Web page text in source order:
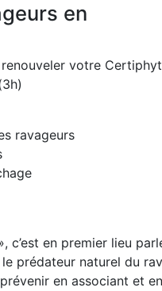
en
votre
ravageurs
c’est en premier lieu
prédateur naturel du
en associant et